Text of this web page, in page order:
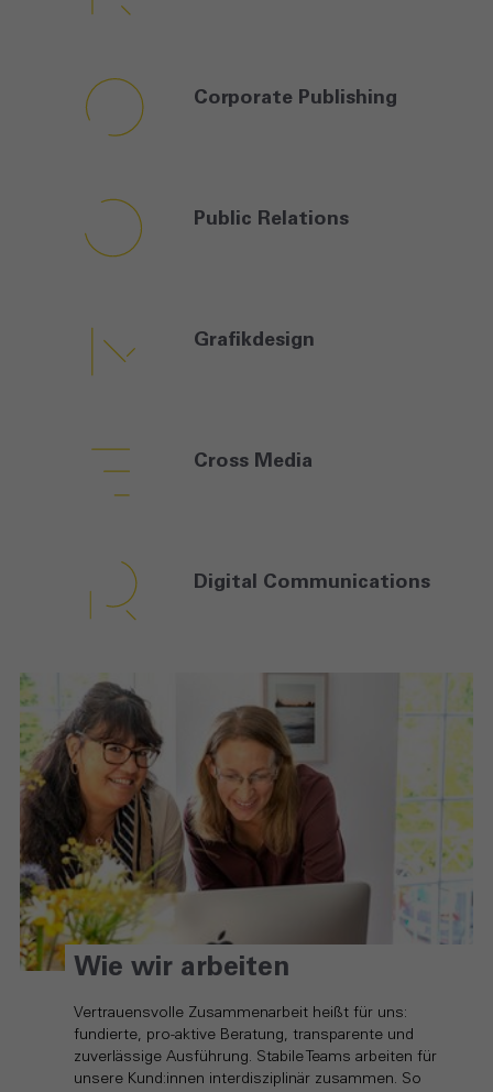
CorporatePublishing
Public Relations
Grafikdesign
CrossMedia
Digital Communications
Wie wir arbeiten
Vertrauensvolle Zusammenarbeit heißt für uns:
fundierte, pro-aktive Beratung, transparente und
zuverlässige Ausführung. Stabile Teams arbeiten für
unsere Kund:innen interdisziplinär zusammen. So